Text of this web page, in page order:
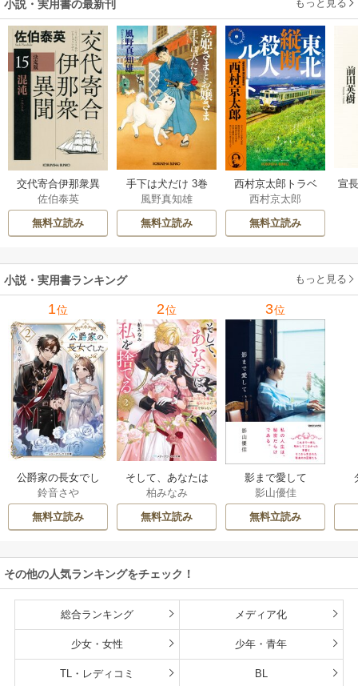
小説・実用書の最新刊 もっと見る
交代寄合伊那衆異
聞 15巻
佐伯泰英
無料立読み
手下は犬だけ 3巻
風野真知雄
無料立読み
西村京太郎トラベ
ルミステリー・セ
レクション 2巻
西村京太郎
無料立読み
宣
小説・実用書ランキング もっと見る
1位
公爵家の長女でし
た
鈴音さや
無料立読み
2位
そして、あなたは
私を捨てる
柏みなみ
無料立読み
3位
影まで愛して
影山優佳
無料立読み
その他の人気ランキングをチェック！
総合ランキング メディア化
少女・女性 少年・青年
TL・レディコミ BL